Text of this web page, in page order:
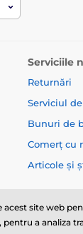
Serviciile
Returnări
Serviciul
Bunuri de
Comerț cu
Articole și
site web
pentru a analiza